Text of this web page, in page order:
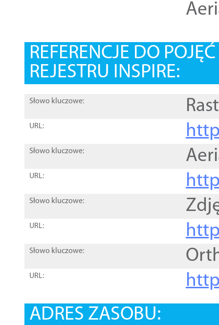
REFERENCJE DO
REJESTRU INSPIRE:
Słowo kluczowe:
URL:
Słowo kluczowe:
URL:
Słowo kluczowe:
URL:
Słowo kluczowe:
URL:
ADRES ZASOBU: